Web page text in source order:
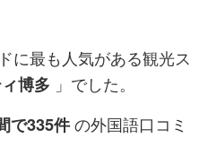
に最も人気がある観光ス
博多 」でした。
で335件の外国語口コミ